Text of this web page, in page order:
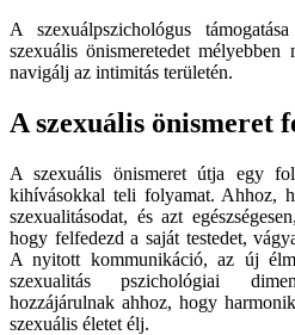
A szexuálpszichológus
szexuális önismeretedet mélyebben
navigálj az intimitás területén.
A szexuális önismeret
A szexuális önismeret útja egy
kihívásokkal teli folyamat. Ahhoz,
szexualitásodat, és azt
hogy felfedezd a saját testedet,
A nyitott kommunikáció, az új
szexualitás pszichológiai
hozzájárulnak ahhoz, hogy
szexuális életet élj.